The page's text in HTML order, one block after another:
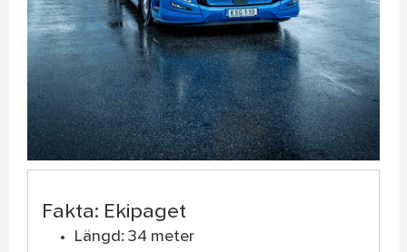
Fakta: Ekipaget
Längd: 34 meter